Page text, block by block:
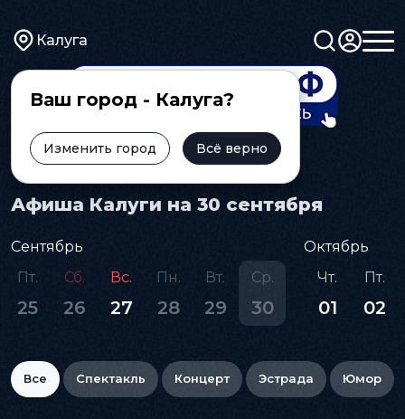
Калуга
Ваш город - Калуга?
Изменить город Всё верно
Главная Афиша
Афиша Калуги на 30 сентября
Сентябрь
Пт.
25
Сб.
26
Вс.
27
Пн.
28
Вт.
29
Ср.
30
Октябрь
Чт.
01
Пт.
02
Все Спектакль Концерт Эстрада Юмор